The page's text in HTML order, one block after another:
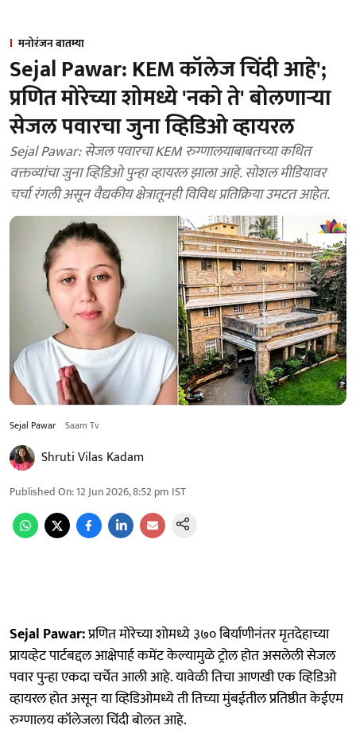
मनोरंजन बातम्या
Sejal Pawar: KEM कॉलेज चिंदी आहे';
प्रणित मोरेच्या शोमध्ये 'नको ते' बोलणाऱ्या
सेजल पवारचा जुना व्हिडिओ व्हायरल
Sejal Pawar: सेजल पवारचा KEM रुग्णालयाबाबतच्या कथित
वक्तव्यांचा जुना व्हिडिओ पुन्हा व्हायरल झाला आहे. सोशल मीडियावर
चर्चा रंगली असून वैद्यकीय क्षेत्रातूनही विविध प्रतिक्रिया उमटत आहेत.
Sejal Pawar Saam Tv
Shruti Vilas Kadam
Published On:12 Jun 2026, 8:52 pm IST
Sejal Pawar:प्रणित मोरेच्या शोमध्ये ३७० बिर्याणीनंतर मृतदेहाच्या
प्रायव्हेट पार्टबद्दल आक्षेपार्ह कमेंट केल्यामुळे ट्रोल होत असलेली सेजल
पवार पुन्हा एकदा चर्चेत आली आहे. यावेळी तिचा आणखी एक व्हिडिओ
व्हायरल होत असून या व्हिडिओमध्ये ती तिच्या मुंबईतील प्रतिष्ठीत केईएम
रुग्णालय कॉलेजला चिंदी बोलत आहे.